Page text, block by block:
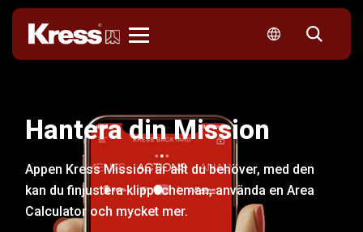
Hantera din Mission
Appen Kress Mission är allt du behöver, med den
kan du finjustera klippscheman, använda en Area
Calculator och mycket mer.